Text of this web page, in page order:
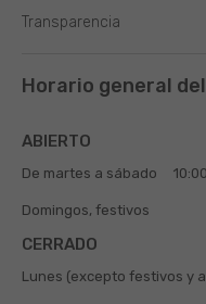
Transparencia
Horario general
ABIERTO
De martes a sábado
Domingos, festivos
CERRADO
Lunes (excepto festivos y